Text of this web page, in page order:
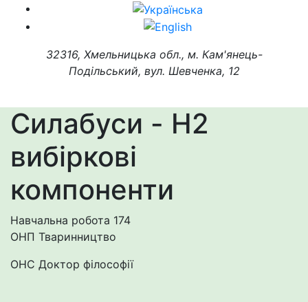
32316, Хмельницька обл., м. Кам'янець-
Подільський, вул. Шевченка, 12
Силабуси - H2
вибіркові
компоненти
Навчальна робота 174
ОНП Тваринництво
ОНС Доктор філософії